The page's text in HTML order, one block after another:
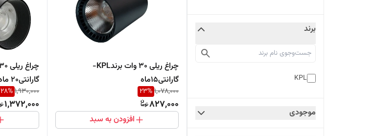
برند
KPL
موجودی
چراغ ریلی 30 وات برندKPL-
گارانتی15ماه
1,078,000
23%
827,000
افزودن به سبد
گارانتی20 ماه
1,930,000
28%
1,372,000